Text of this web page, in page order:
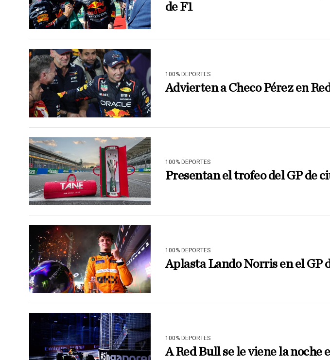
de F1
100% DEPORTES
Advierten a Checo Pérez en
100% DEPORTES
Presentan el trofeo del GP de
100% DEPORTES
Aplasta Lando Norris en el GP
100% DEPORTES
A Red Bull se le viene la noche